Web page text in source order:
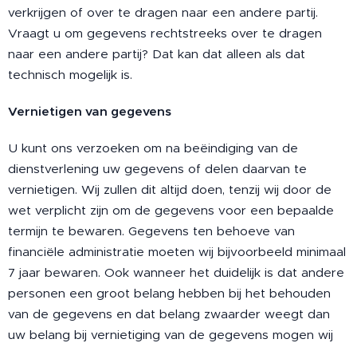
verkrijgen of over te dragen naar een andere partij.
Vraagt u om gegevens rechtstreeks over te dragen
naar een andere partij? Dat kan dat alleen als dat
technisch mogelijk is.
Vernietigen van gegevens
U kunt ons verzoeken om na beëindiging van de
dienstverlening uw gegevens of delen daarvan te
vernietigen. Wij zullen dit altijd doen, tenzij wij door de
wet verplicht zijn om de gegevens voor een bepaalde
termijn te bewaren. Gegevens ten behoeve van
financiële administratie moeten wij bijvoorbeeld minimaal
7 jaar bewaren. Ook wanneer het duidelijk is dat andere
personen een groot belang hebben bij het behouden
van de gegevens en dat belang zwaarder weegt dan
uw belang bij vernietiging van de gegevens mogen wij